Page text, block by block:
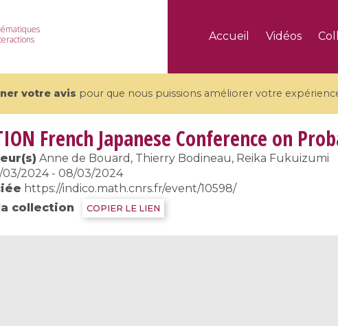
Accueil Vidéos
votre avis pour que nous puissions améliorer votre
19 videos
Coulomb branches and affine
French Japanese Conference on
Anne de Bouard, Thierry Bodineau, Reika Fukuizumi
03/2024 - 08/03/2024
https://indico.math.cnrs.fr/event/10598/
collection
COPIER LE LIEN